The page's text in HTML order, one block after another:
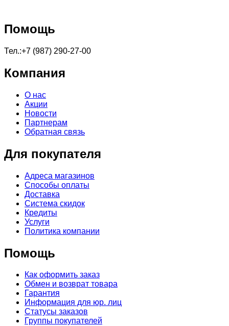
Помощь
Тел.:+7 (987) 290-27-00
Компания
О нас
Акции
Новости
Партнерам
Обратная связь
Для покупателя
Адреса магазинов
Способы оплаты
Доставка
Система скидок
Кредиты
Услуги
Политика компании
Помощь
Как оформить заказ
Обмен и возврат товара
Гарантия
Информация для юр. лиц
Статусы заказов
Группы покупателей